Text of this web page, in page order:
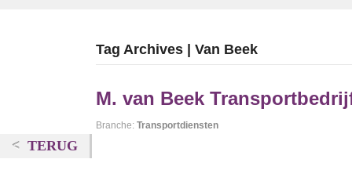
Tag Archives | Van Beek
M. van Beek
Branche: Transportdiensten
TERUG